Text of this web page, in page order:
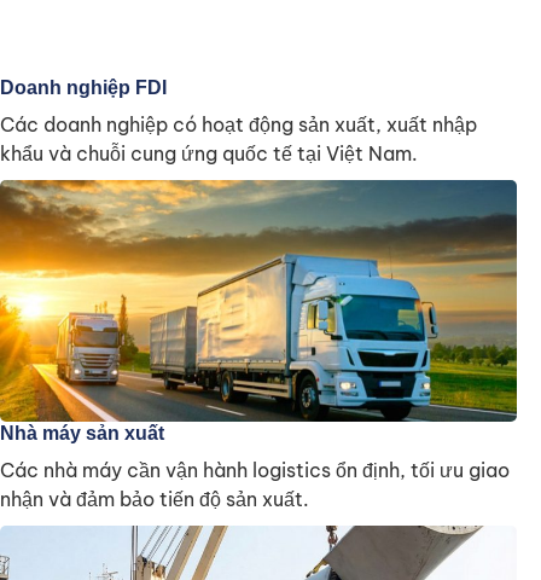
Doanh nghiệp FDI
Các doanh nghiệp có hoạt động sản xuất, xuất nhập
khẩu và chuỗi cung ứng quốc tế tại Việt Nam.
Nhà máy sản xuất
Các nhà máy cần vận hành logistics ổn định, tối ưu giao
nhận và đảm bảo tiến độ sản xuất.